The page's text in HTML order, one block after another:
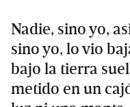
Nadie, sino yo,
sino yo, lo vio
bajo la tierra
metido en un